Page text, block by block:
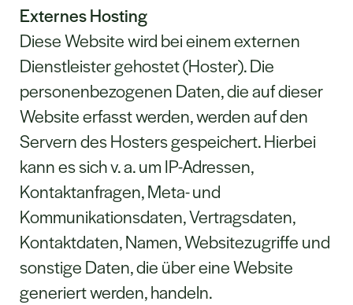
Externes Hosting
Diese Website wird bei einem externen
Dienstleister gehostet (Hoster). Die
personenbezogenen Daten, die auf dieser
Website erfasst werden, werden auf den
Servern des Hosters gespeichert. Hierbei
kann es sich v. a. um IP-Adressen,
Kontaktanfragen, Meta- und
Kommunikationsdaten, Vertragsdaten,
Kontaktdaten, Namen, Websitezugriffe und
sonstige Daten, die über eine Website
generiert werden, handeln.